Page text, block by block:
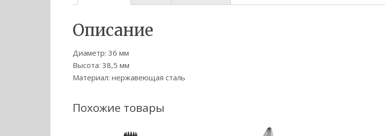
Описание
Диаметр: 36 мм
Высота: 38,5 мм
Материал: нержавеющая сталь
Похожие товары